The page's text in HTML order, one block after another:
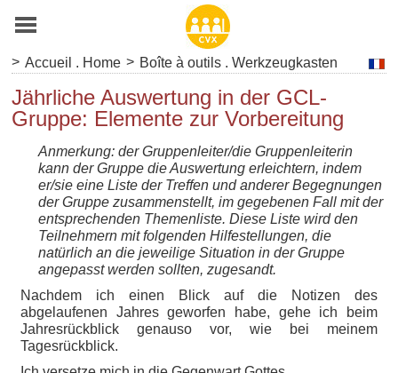
> Accueil . Home > Boîte à outils . Werkzeugkasten
Jährliche Auswertung in der GCL-
Gruppe: Elemente zur Vorbereitung
Anmerkung: der Gruppenleiter/die Gruppenleiterin
kann der Gruppe die Auswertung erleichtern, indem
er/sie eine Liste der Treffen und anderer Begegnungen
der Gruppe zusammenstellt, im gegebenen Fall mit der
entsprechenden Themenliste. Diese Liste wird den
Teilnehmern mit folgenden Hilfestellungen, die
natürlich an die jeweilige Situation in der Gruppe
angepasst werden sollten, zugesandt.
Nachdem ich einen Blick auf die Notizen des
abgelaufenen Jahres geworfen habe, gehe ich beim
Jahresrückblick genauso vor, wie bei meinem
Tagesrückblick.